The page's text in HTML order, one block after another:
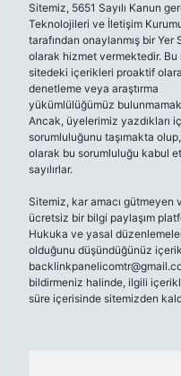
Sitemiz, 5651 Sayılı Kanun
Teknolojileri ve İletişim
tarafından onaylanmış bir Yer
olarak hizmet vermektedir. Bu
sitedeki içerikleri proaktif
denetleme veya araştırma
yükümlülüğümüz
Ancak, üyelerimiz yazdıkları
sorumluluğunu taşımakta
olarak bu sorumluluğu kabul
sayılırlar.
Sitemiz, kar amacı gütmeyen
ücretsiz bir bilgi paylaşım
Hukuka ve yasal
olduğunu düşündüğünüz
bildirmeniz halinde, ilgili
süre içerisinde sitemizden